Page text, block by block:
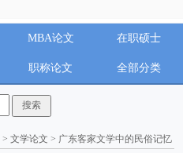
MBA论文 在职硕士
职称论文 全部分类
>文学论文 > 广东客家文学中的民俗记忆